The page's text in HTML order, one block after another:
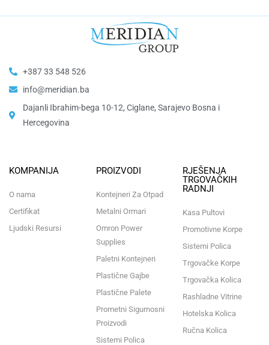
+387 33 548 526
info@meridian.ba
Dajanli Ibrahim-bega 10-12, Ciglane, Sarajevo Bosna i
Hercegovina​
KOMPANIJA
O nama
Certifikat
Ljudski Resursi
PROIZVODI
Kontejneri Za Otpad
Metalni Ormari
Omron Power
Supplies
Paletni Kontejneri
Plastične Gajbe
Plastične Palete
Prometni Sigurnosni
Proizvodi
Sistemi Polica
RJEŠENJA
TRGOVAČKIH
RADNJI
Kasa Pultovi
Promotivne Korpe
Sistemi Polica
Trgovačke Korpe
Trgovačka Kolica
Rashladne Vitrine
Hotelska Kolica
Ručna Kolica